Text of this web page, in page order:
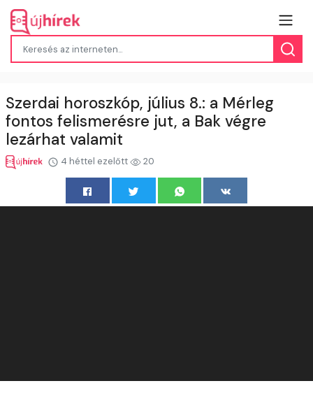
Szerdai horoszkóp, július 8.: a Mérleg
fontos felismerésre jut, a Bak végre
lezárhat valamit
4 héttel ezelőtt 20